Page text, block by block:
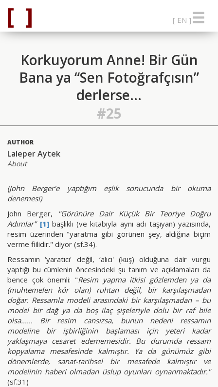
[ EN ]
Korkuyorum Anne! Bir Gün
Bana ya “Sen Fotoğrafçısın”
derlerse...
#25
AUTHOR
Laleper Aytek
About
(John Berger'e yaptığım eşlik sonucunda bir okuma
denemesi)
John Berger,
"Görünüre Dair Küçük Bir Teoriye Doğru
Adımlar" [1]başlıklı (ve kitabıyla aynı adı taşıyan) yazısında,
resim üzerinden "yaratma gibi görünen şey, aldığına biçim
verme fiilidir." diyor (sf.34).
Ressamın ‘yaratıcı' değil, ‘alıcı' (kuş) olduğuna dair vurgu
yaptığı bu cümlenin öncesindeki şu tanım ve açıklamaları da
bence çok önemli: "Resim yapma itkisi gözlemden ya da
(muhtemelen kör olan) ruhtan değil, bir karşılaşmadan
doğar. Ressamla modeli arasındaki bir karşılaşmadan – bu
model bir dağ ya da boş ilaç şişeleriyle dolu bir raf bile
olsa...... Bir resim cansızsa, bunun nedeni ressamın
modeline bir işbirliğinin başlaması için yeteri kadar
yaklaşmaya cesaret edememesidir. Bu durumda ressam
kopyalama mesafesinde kalmıştır. Ya da günümüz gibi
dönemlerde, sanat-tarihsel bir mesafede kalmıştır ve
modelinin haberi olmadan üslup oyunları oynanmaktadır."
(sf.31)